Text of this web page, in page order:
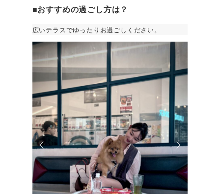
■おすすめの過ごし方は？
広いテラスでゆったりお過ごしください。